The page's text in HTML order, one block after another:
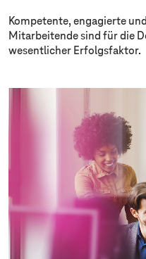
Kompetente, engagierte
Mitarbeitende sind für die
wesentlicher Erfolgsfaktor.